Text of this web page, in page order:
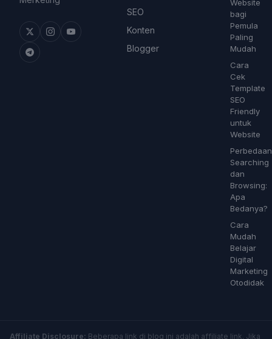
SEO
Konten
Blogger
Website
bagi
Pemula
Paling
Mudah
Cara
Cek
Template
SEO
Friendly
untuk
Website
Perbedaan
Searching
dan
Browsing:
Apa
Bedanya?
Cara
Mudah
Belajar
Digital
Marketing
Otodidak
Affiliate Disclosure: Beberapa link di blog ini adalah affiliate link. Jika